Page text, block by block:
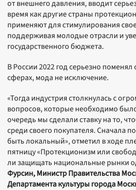
от внешнего давления, вводит
время как другие страны
применяют для стимулирования
поддерживая молодые отрасли и
государственного бюджета.
В России 2022 год серьезно поменял
сферах, мода не исключение.
«Тогда индустрия столкнулась с
вопросов, которые необходимо
очередь мы сделали ставку на то,
среди своего покупателя. Сначала
быть локальный», отметил в ходе
пятницу «Протекционизм или
ли защищать национальные рынки
Фурсин, Министр Правительства
Департамента культуры города